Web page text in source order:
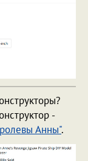
-
Анны".